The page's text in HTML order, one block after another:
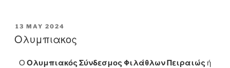
POSTED
ON
13 MAY 2024
Ολυμπιακος
Ο Ολυμπιακός Σύνδεσμος Φιλάθλων Πειραιώς ή